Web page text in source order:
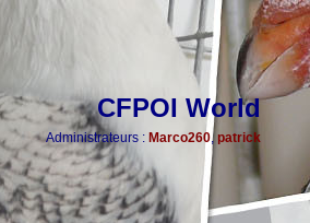
CFPOI World
Administrateurs : Marco260, patrick